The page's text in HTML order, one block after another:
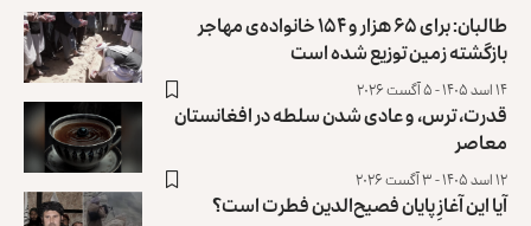
طالبان: برای ۶۵ هزار و ۱۵۴ خانواده‌ی مهاجر
بازگشته زمین توزیع ‏شده است
۱۴ اسد ۱۴۰۵ - ۵ آگست ۲۰۲۶
قدرت، ترس، و عادی ‌شدن سلطه در افغانستان
معاصر
۱۲ اسد ۱۴۰۵ - ۳ آگست ۲۰۲۶
آیا این آغازِ پایان فصیح‌الدین فطرت است؟